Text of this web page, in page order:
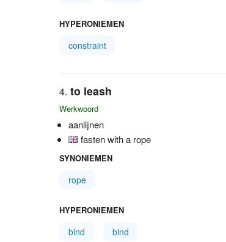
HYPERONIEMEN
constraint
to leash
Werkwoord
aanlijnen
fasten with a rope
SYNONIEMEN
rope
HYPERONIEMEN
bind bind